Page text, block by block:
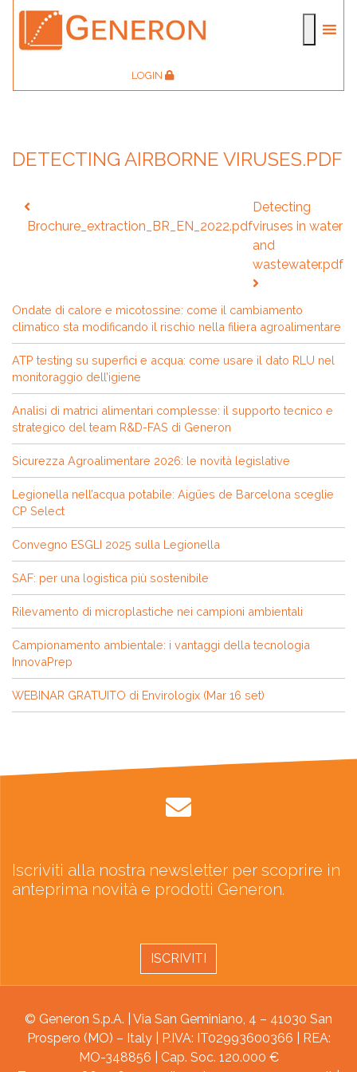
LOGIN
DETECTING AIRBORNE VIRUSES.PDF
Navigazione
articoli
Brochure_extraction_BR_EN_2022.pdf
Detecting
viruses in water
and
wastewater.pdf
Ondate di calore e micotossine: come il cambiamento
climatico sta modificando il rischio nella filiera agroalimentare
ATP testing su superfici e acqua: come usare il dato RLU nel
monitoraggio dell’igiene
Analisi di matrici alimentari complesse: il supporto tecnico e
strategico del team R&D-FAS di Generon
Sicurezza Agroalimentare 2026: le novità legislative
Legionella nell’acqua potabile: Aigües de Barcelona sceglie
CP Select
Convegno ESGLI 2025 sulla Legionella
SAF: per una logistica più sostenibile
Rilevamento di microplastiche nei campioni ambientali
Campionamento ambientale: i vantaggi della tecnologia
InnovaPrep
WEBINAR GRATUITO di Envirologix (Mar 16 set)
Iscriviti alla nostra newsletter per scoprire in
anteprima novità e prodotti Generon.
ISCRIVITI
© Generon S.p.A. | Via San Geminiano, 4 – 41030 San
Prospero (MO) – Italy | P.IVA: IT02993600366 | REA:
MO-348856 | Cap. Soc. 120.000 €